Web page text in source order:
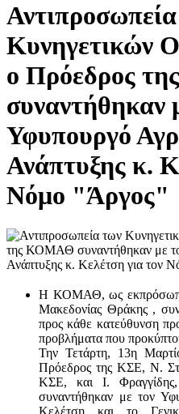
Κυνηγετικών
ο Πρόεδρος
συναντήθηκαν
Υφυπουργό
Ανάπτυξης κ.
Νόμο "Άργος"
Η ΚΟΜΑΘ, ως
Μακεδονίας Θράκης ,
προς κάθε κατεύθυνση
προβλήματα που
Την Τετάρτη, 13η
Πρόεδρος της ΚΣΕ, Ν.
ΚΣΕ, και Ι.
συναντήθηκαν με τον
Κελέτση και το